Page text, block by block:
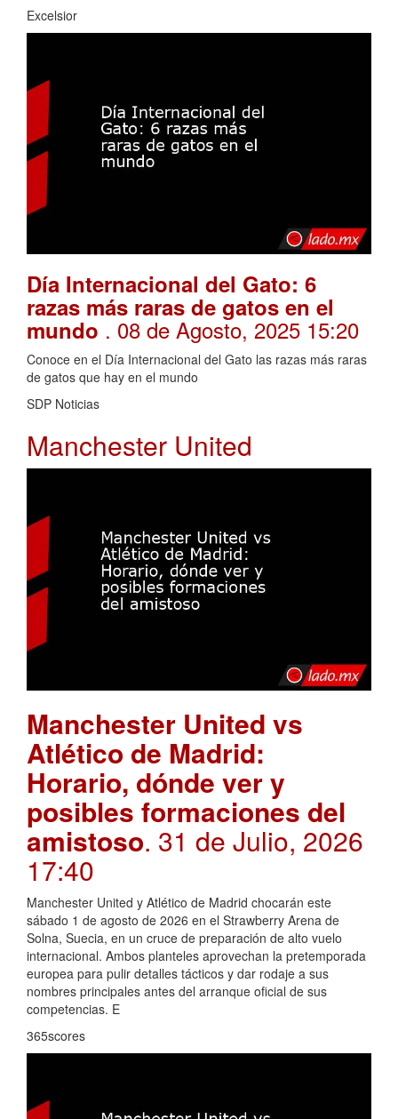
Excelsior
Día Internacional del Gato: 6
razas más raras de gatos en el
mundo . 08 de Agosto, 2025 15:20
Conoce en el Día Internacional del Gato las razas más raras
de gatos que hay en el mundo
SDP Noticias
Manchester United
Manchester United vs
Atlético de Madrid:
Horario, dónde ver y
posibles formaciones del
amistoso. 31 de Julio, 2026
17:40
Manchester United y Atlético de Madrid chocarán este
sábado 1 de agosto de 2026 en el Strawberry Arena de
Solna, Suecia, en un cruce de preparación de alto vuelo
internacional. Ambos planteles aprovechan la pretemporada
europea para pulir detalles tácticos y dar rodaje a sus
nombres principales antes del arranque oficial de sus
competencias. E
365scores